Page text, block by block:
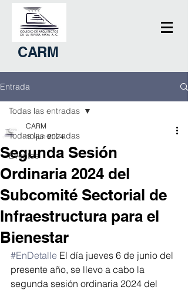
CARM
Entrada
Todas las entradas
Eventos
Todas las entradas
Segunda Sesión
Ordinaria 2024 del
Subcomité Sectorial de
Infraestructura para el
Bienestar
CARM
10 jun 2024
#EnDetalle El día jueves 6 de junio del
presente año, se llevo a cabo la
segunda sesión ordinaria 2024 del